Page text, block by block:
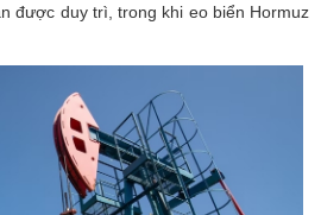
được duy trì, trong khi eo biển Hormuz